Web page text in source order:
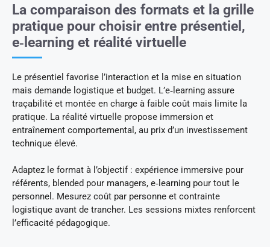
La comparaison des formats et la grille
pratique pour choisir entre présentiel,
e‑learning et réalité virtuelle
Le présentiel favorise l’interaction et la mise en situation
mais demande logistique et budget. L’e‑learning assure
traçabilité et montée en charge à faible coût mais limite la
pratique. La réalité virtuelle propose immersion et
entraînement comportemental, au prix d’un investissement
technique élevé.
Adaptez le format à l’objectif : expérience immersive pour
référents, blended pour managers, e‑learning pour tout le
personnel. Mesurez coût par personne et contrainte
logistique avant de trancher. Les sessions mixtes renforcent
l’efficacité pédagogique.